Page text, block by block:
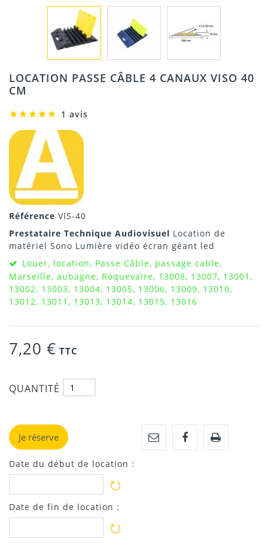
LOCATION PASSE CÂBLE 4 CANAUX VISO 40
CM
1 avis
Référence VIS-40
Prestataire Technique Audiovisuel Location de
matériel Sono Lumière vidéo écran géant led
Louer, location, Passe Câble, passage cable,
Marseille, aubagne, Roquevaire, 13008, 13007, 13001,
13002, 13003, 13004, 13005, 13006, 13009, 13010,
13012, 13011, 13013, 13014, 13015, 13016
7,20 € TTC
QUANTITÉ
Je réserve
Date du début de location :
Date de fin de location :